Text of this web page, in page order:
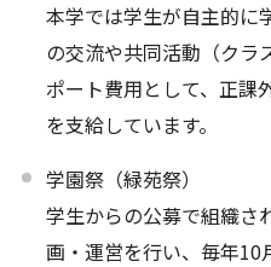
本学では学生が自主的に
の交流や共同活動（クラ
ポート費用として、正課
を支給しています。
学園祭（緑苑祭）
学生からの公募で組織さ
画・運営を行い、毎年10